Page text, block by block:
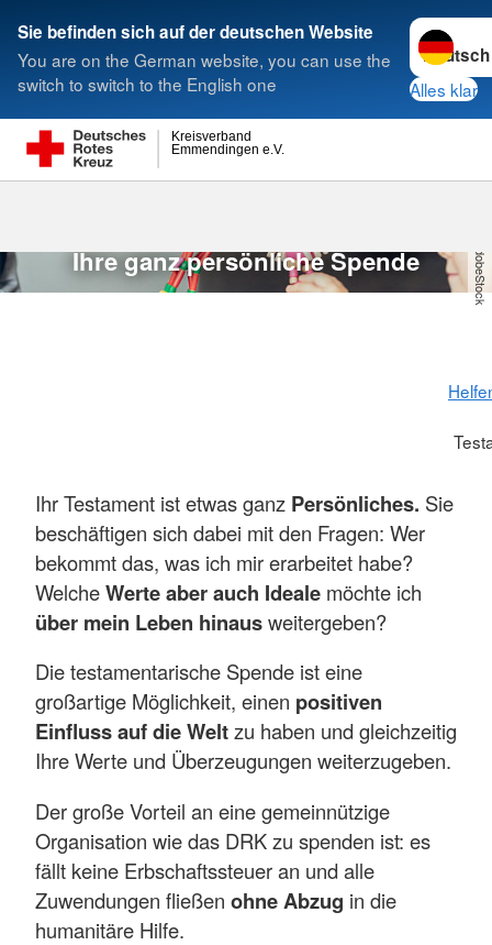
Sie befinden sich auf der deutschen Website
You are on the German website, you can use the
switch to switch to the English one
Sprache
Alles klar
Emmendingen e.V.
Kreisverband
Suche
bernardbodo/AdobeStock
Ihre ganz persönliche Spende
Ihr Testament ist etwas ganz Persönliches. Sie
beschäftigen sich dabei mit den Fragen: Wer
bekommt das, was ich mir erarbeitet habe?
WelcheWerte aber auch Ideale möchte ich
über mein Leben hinausweitergeben?
Die testamentarische Spende ist eine
großartige Möglichkeit, einen positiven
Einfluss auf die Weltzu haben und gleichzeitig
Ihre Werte und Überzeugungen weiterzugeben.
Der große Vorteil an eine gemeinnützige
Organisation wie das DRK zu spenden ist: es
fällt keine Erbschaftssteuer an und alle
Zuwendungen fließen ohne Abzug in die
humanitäre Hilfe.